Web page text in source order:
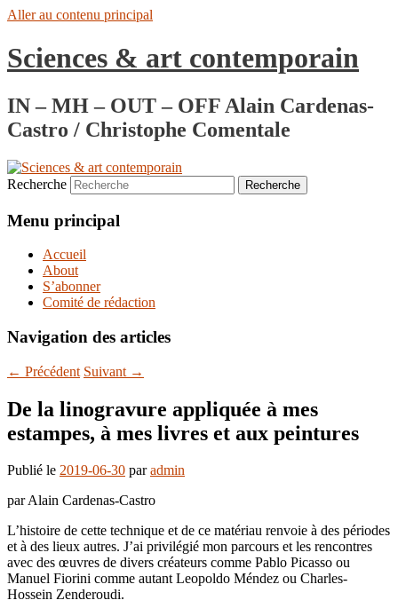
Aller au contenu principal
Sciences & art contemporain
IN – MH – OUT – OFF Alain Cardenas-
Castro / Christophe Comentale
Recherche
Menu principal
Accueil
About
S’abonner
Comité de rédaction
Navigation des articles
← Précédent Suivant →
De la linogravure appliquée à mes
estampes, à mes livres et aux peintures
Publié le 2019-06-30 paradmin
par Alain Cardenas-Castro
L’histoire de cette technique et de ce matériau renvoie à des périodes
et à des lieux autres. J’ai privilégié mon parcours et les rencontres
avec des œuvres de divers créateurs comme Pablo Picasso ou
Manuel Fiorini comme autant Leopoldo Méndez ou Charles-
Hossein Zenderoudi.